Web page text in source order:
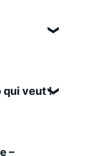
qui veut !
–